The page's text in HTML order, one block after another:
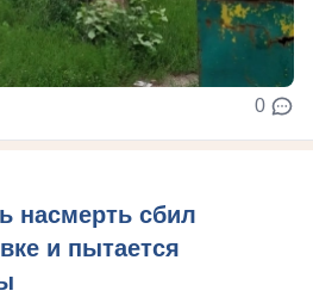
0
насмерть сбил
и пытается